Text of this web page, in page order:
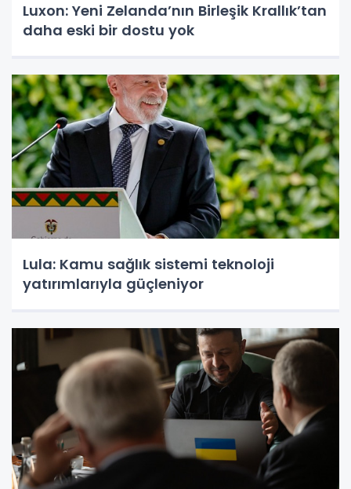
Luxon: Yeni Zelanda’nın Birleşik Krallık’tan
daha eski bir dostu yok
Lula: Kamu sağlık sistemi teknoloji
yatırımlarıyla güçleniyor